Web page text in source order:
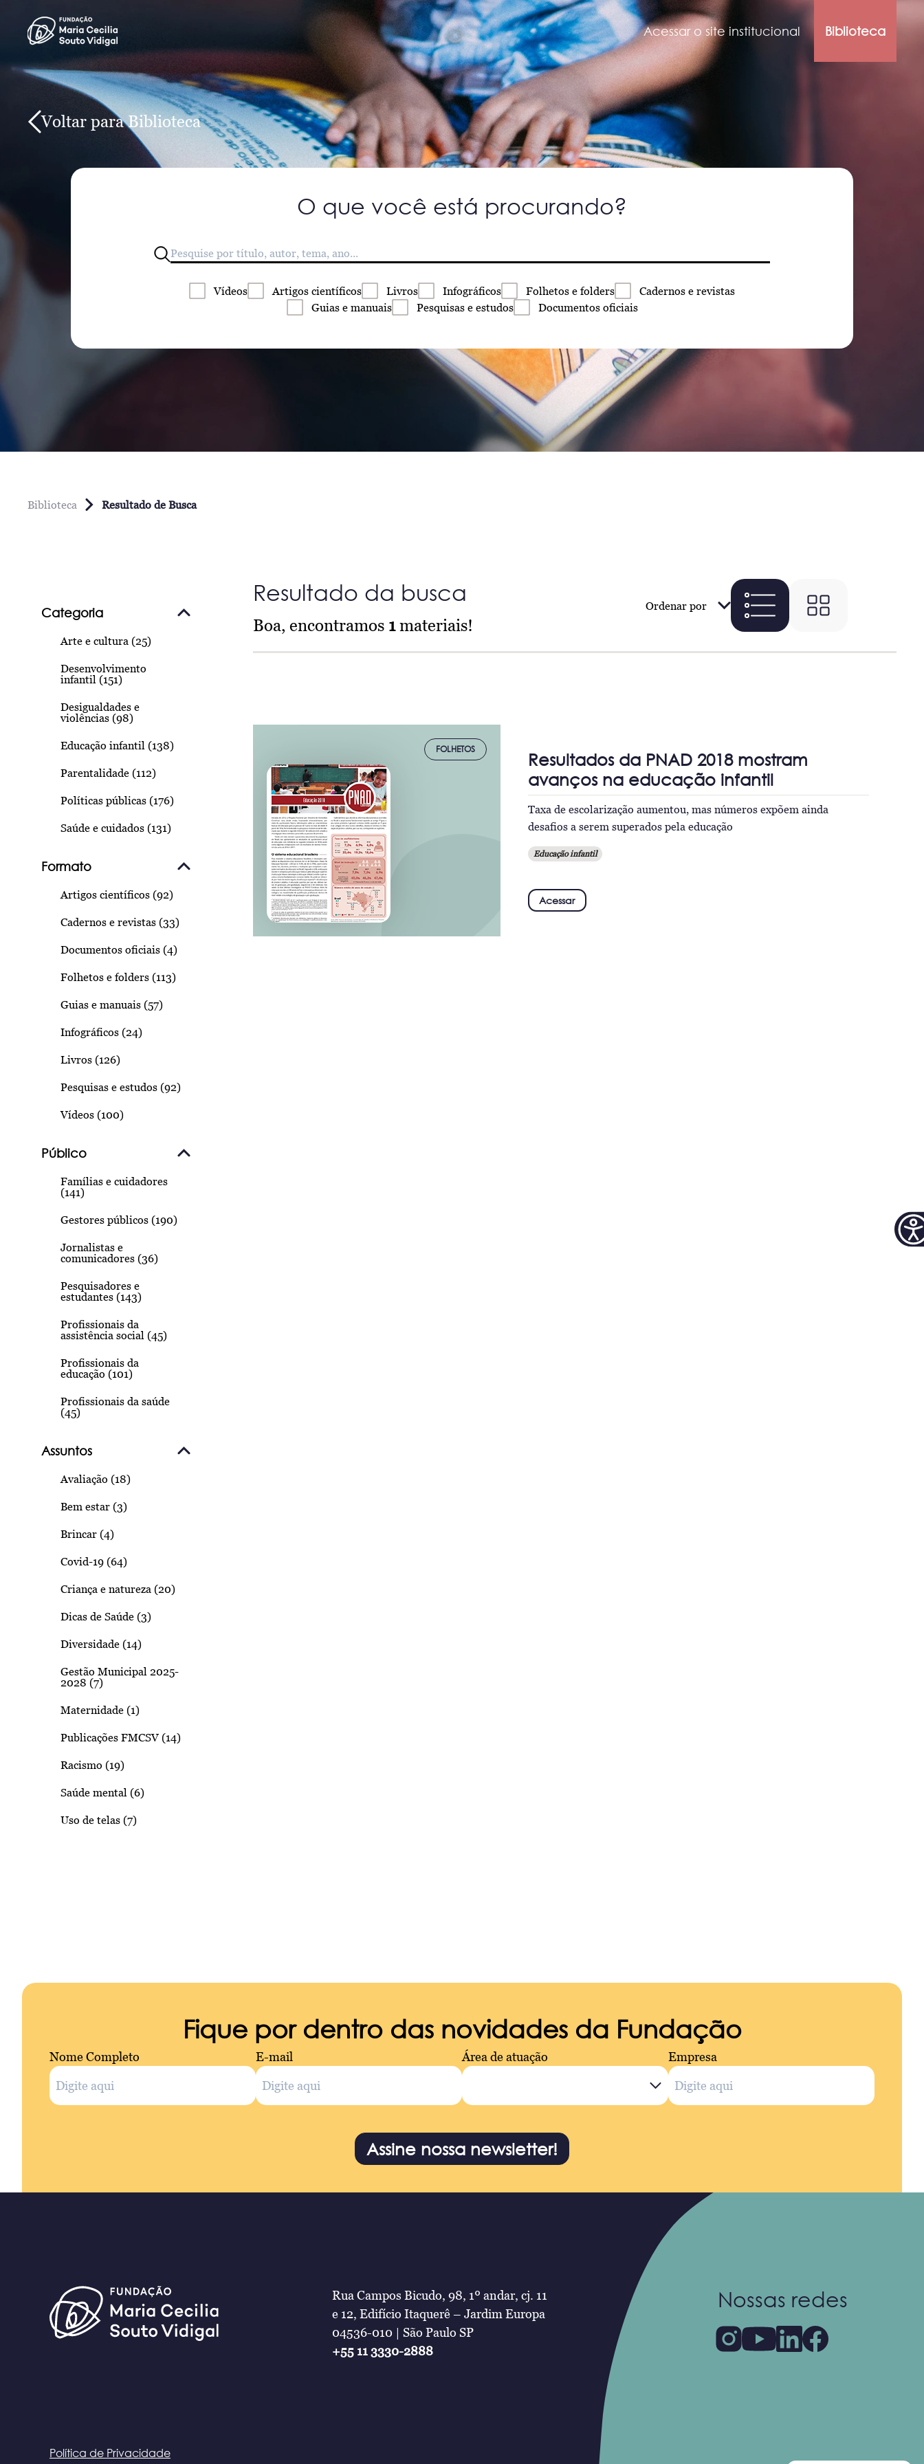
Acessar o site institucional Biblioteca
Voltar para Biblioteca
O que você está procurando?
Vídeos Artigos científicos Livros Infográficos Folhetos e folders Cadernos e revistas
Guias e manuais Pesquisas e estudos Documentos oficiais
Biblioteca Resultado de Busca
Categoria
Arte e cultura (25)
Desenvolvimento
infantil (151)
Desigualdades e
violências (98)
Educação infantil (138)
Parentalidade (112)
Políticas públicas (176)
Saúde e cuidados (131)
Formato
Artigos científicos (92)
Cadernos e revistas (33)
Documentos oficiais (4)
Folhetos e folders (113)
Guias e manuais (57)
Infográficos (24)
Livros (126)
Pesquisas e estudos (92)
Vídeos (100)
Público
Famílias e cuidadores
(141)
Gestores públicos (190)
Jornalistas e
comunicadores (36)
Pesquisadores e
estudantes (143)
Profissionais da
assistência social (45)
Profissionais da
educação (101)
Profissionais da saúde
(45)
Assuntos
Avaliação (18)
Bem estar (3)
Brincar (4)
Covid-19 (64)
Criança e natureza (20)
Dicas de Saúde (3)
Diversidade (14)
Gestão Municipal 2025-
2028 (7)
Maternidade (1)
Publicações FMCSV (14)
Racismo (19)
Saúde mental (6)
Uso de telas (7)
Resultado da busca
Boa, encontramos 1materiais!
Ordenar por
FOLHETOS
Resultados da PNAD 2018 mostram
avanços na educação infantil
Taxa de escolarização aumentou, mas números expõem ainda
desafios a serem superados pela educação
Educação infantil
Acessar
Fique por dentro das novidades da Fundação
Nome Completo E-mail Área de atuação Empresa
Assine nossa newsletter!
Rua Campos Bicudo, 98, 1º andar, cj. 11
e 12, Edifício Itaquerê – Jardim Europa
04536-010 | São Paulo SP
+55 11 3330-2888
Nossas redes
Política de Privacidade